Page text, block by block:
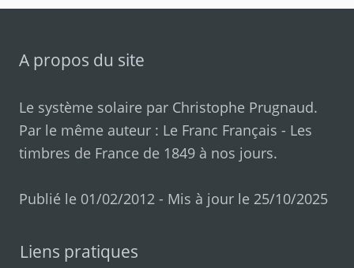
A propos du site
Le système solaire par Christophe Prugnaud.
Par le même auteur : Le Franc Français - Les
timbres de France de 1849 à nos jours.
Publié le 01/02/2012 - Mis à jour le 25/10/2025
Liens pratiques